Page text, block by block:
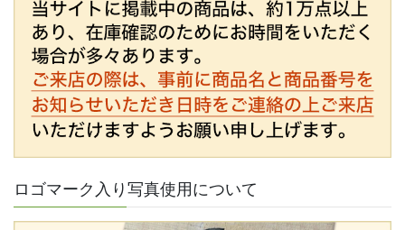
ロゴマーク入り写真使用について